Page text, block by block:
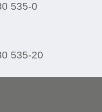
535-0
535-20